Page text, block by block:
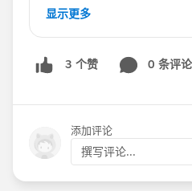
「まだ使ったことがない」
に最適です。
Tableau 無料体験会スケ
ちら
显示更多
3 个赞 0 条评论
添加评论
撰写评论...